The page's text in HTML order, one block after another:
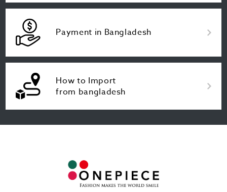
Payment in Bangladesh
How to Import
from bangladesh